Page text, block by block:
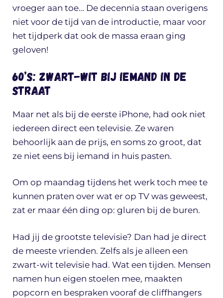
vroeger aan toe… De decennia staan overigens
niet voor de tijd van de introductie, maar voor
het tijdperk dat ook de massa eraan ging
geloven!
60’s: Zwart-wit bij iemand in de
straat
Maar net als bij de eerste iPhone, had ook niet
iedereen direct een televisie. Ze waren
behoorlijk aan de prijs, en soms zo groot, dat
ze niet eens bij iemand in huis pasten.
Om op maandag tijdens het werk toch mee te
kunnen praten over wat er op TV was geweest,
zat er maar één ding op: gluren bij de buren.
Had jij de grootste televisie? Dan had je direct
de meeste vrienden. Zelfs als je alleen een
zwart-wit televisie had. Wat een tijden. Mensen
namen hun eigen stoelen mee, maakten
popcorn en bespraken vooraf de cliffhangers